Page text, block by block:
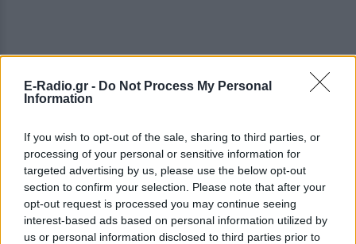
E-Radio.gr - Do Not Process My Personal
Information
If you wish to opt-out of the sale, sharing to third parties, or
processing of your personal or sensitive information for
targeted advertising by us, please use the below opt-out
section to confirm your selection. Please note that after your
opt-out request is processed you may continue seeing
interest-based ads based on personal information utilized by
us or personal information disclosed to third parties prior to